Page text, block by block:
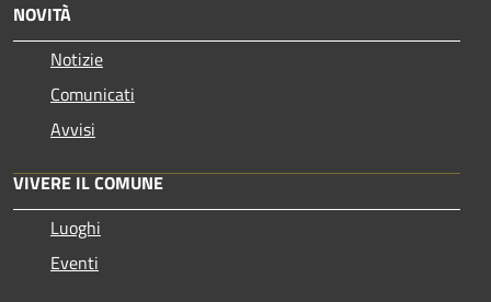
NOVITÀ
Notizie
Comunicati
Avvisi
VIVERE IL COMUNE
Luoghi
Eventi